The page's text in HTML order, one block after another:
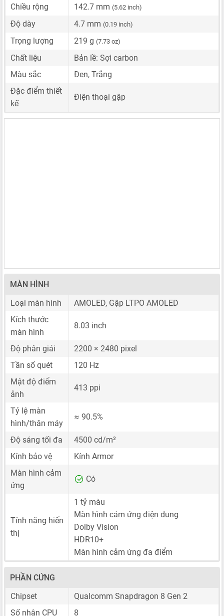
Chiều rộng 142.7 mm (5.62 inch)
Độ dày 4.7 mm (0.19 inch)
Trọng lượng 219 g (7.73 oz)
Chất liệu
Bản lề: Sợi carbon
Màu sắc
Đen, Trắng
Đặc điểm thiết
kế
Điện thoại gập
MÀN HÌNH
Loại màn hình
AMOLED, Gập LTPO AMOLED
Kích thước
màn hình
8.03 inch
Độ phân giải
2200 × 2480 pixel
Tần số quét
120 Hz
Mật độ điểm
ảnh
413 ppi
Tỷ lệ màn
hình/thân máy
≈ 90.5%
Độ sáng tối đa
4500 cd/m²
Kính bảo vệ
Kính Armor
Màn hình cảm
ứng
Có
Tính năng hiển
thị
1 tỷ màu
Màn hình cảm ứng điện dung
Dolby Vision
HDR10+
Màn hình cảm ứng đa điểm
PHẦN CỨNG
Chipset
Qualcomm Snapdragon 8 Gen 2
Số nhân CPU
8